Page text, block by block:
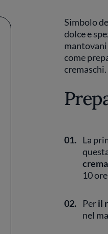
Simbolo
dolce e
mantovani
come
cremaschi.
01. La
10
02. Peril
nel